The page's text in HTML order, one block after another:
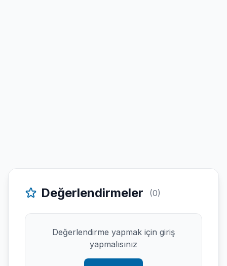
Değerlendirmeler (0)
Değerlendirme yapmak için giriş
yapmalısınız